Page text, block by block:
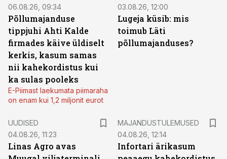
06.08.26, 09:34
Põllumajanduse
tippjuhi Ahti Kalde
firmades käive üldiselt
kerkis, kasum samas
nii kahekordistus kui
ka sulas pooleks
E-Piimast laekumata piimaraha
on enam kui 1,2 miljonit eurot
03.08.26, 12:00
Lugeja küsib: mis
toimub Läti
põllumajanduses?
UUDISED
04.08.26, 11:23
Linas Agro avas
MAJANDUSTULEMUSED
04.08.26, 12:14
Infortari ärikasum